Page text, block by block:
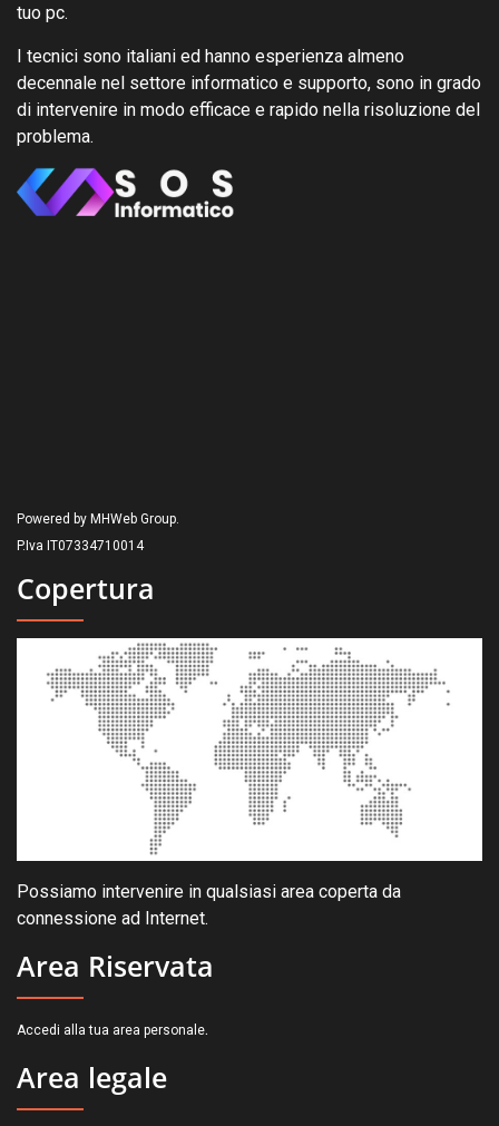
tuo pc.
I tecnici sono italiani ed hanno esperienza almeno
decennale nel settore informatico e supporto, sono in grado
di intervenire in modo efficace e rapido nella risoluzione del
problema.
Powered by MHWeb Group.
P.Iva IT07334710014
Copertura
Possiamo intervenire in qualsiasi area coperta da
connessione ad Internet.
Area Riservata
Accedi alla tua area personale.
Area legale